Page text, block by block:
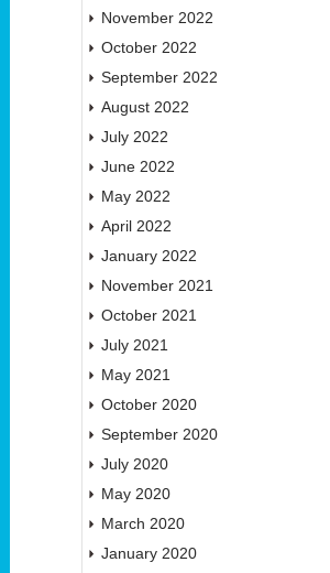
November 2022
October 2022
September 2022
August 2022
July 2022
June 2022
May 2022
April 2022
January 2022
November 2021
October 2021
July 2021
May 2021
October 2020
September 2020
July 2020
May 2020
March 2020
January 2020